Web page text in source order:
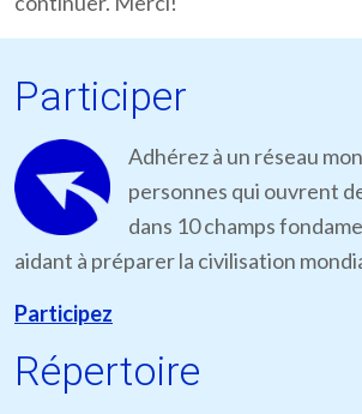
Participer
Adhérez à un réseau
personnes qui ouvrent
dans 10 champs
aidant à préparer la civilisation
Participez
Répertoire